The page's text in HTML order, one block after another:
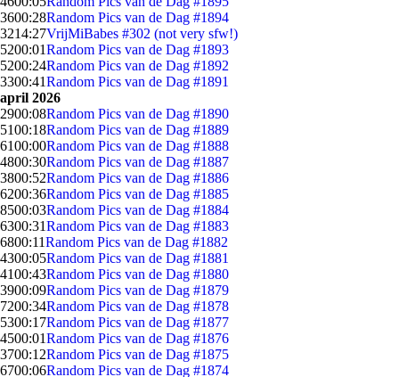
3600:28Random Pics van de Dag #1894
3214:27VrijMiBabes #302 (not very sfw!)
5200:01Random Pics van de Dag #1893
5200:24Random Pics van de Dag #1892
3300:41Random Pics van de Dag #1891
april 2026
2900:08Random Pics van de Dag #1890
5100:18Random Pics van de Dag #1889
6100:00Random Pics van de Dag #1888
4800:30Random Pics van de Dag #1887
3800:52Random Pics van de Dag #1886
6200:36Random Pics van de Dag #1885
8500:03Random Pics van de Dag #1884
6300:31Random Pics van de Dag #1883
6800:11Random Pics van de Dag #1882
4300:05Random Pics van de Dag #1881
4100:43Random Pics van de Dag #1880
3900:09Random Pics van de Dag #1879
7200:34Random Pics van de Dag #1878
5300:17Random Pics van de Dag #1877
4500:01Random Pics van de Dag #1876
3700:12Random Pics van de Dag #1875
6700:06Random Pics van de Dag #1874